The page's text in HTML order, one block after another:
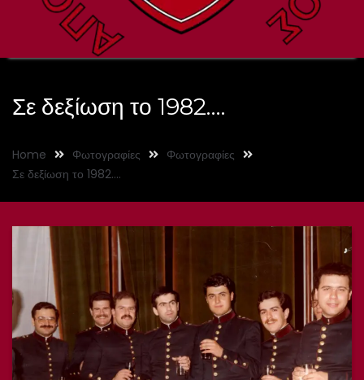
Σε δεξίωση το 1982….
Home Φωτογραφίες
Φωτογραφίες
Σε δεξίωση το 1982….